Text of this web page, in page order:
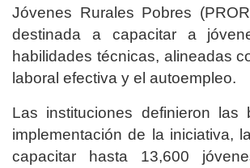
Jóvenes Rurales Pobres
destinada a capacitar a
habilidades técnicas, alineadas
laboral efectiva y el autoempleo.
Las instituciones definieron las
implementación de la iniciativa,
capacitar hasta 13,600